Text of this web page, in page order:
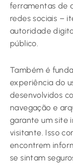
ferramentas de
redes sociais –
autoridade
público.
Também é
experiência do
desenvolvidos
navegação e
garante um site
visitante. Isso
encontrem
se sintam